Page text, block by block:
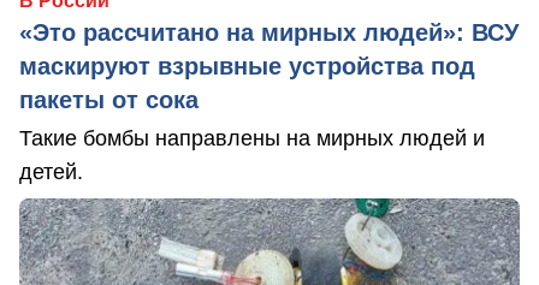
«Это рассчитано на мирных людей»: ВСУ
маскируют взрывные устройства под
пакеты от сока
Такие бомбы направлены на мирных людей и
детей.